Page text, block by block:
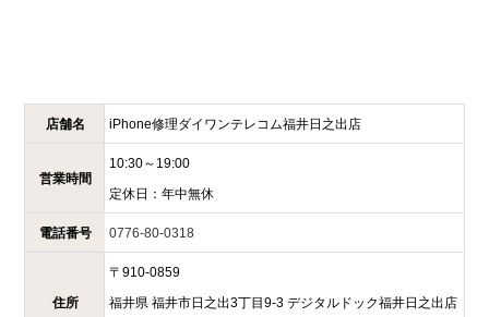
店舗名 iPhone修理ダイワンテレコム福井日之出店
営業時間
10:30～19:00
定休日： 年中無休
電話番号 0776-80-0318
住所
〒 910-0859
福井県 福井市日之出3丁目9-3 デジタルドック福井日之出店